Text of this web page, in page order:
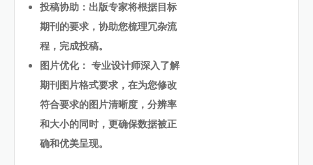
投稿协助：出版专家将根据目标
期刊的要求，协助您梳理冗杂流
程，完成投稿。
图片优化： 专业设计师深入了解
期刊图片格式要求，在为您修改
符合要求的图片清晰度，分辨率
和大小的同时，更确保数据被正
确和优美呈现。